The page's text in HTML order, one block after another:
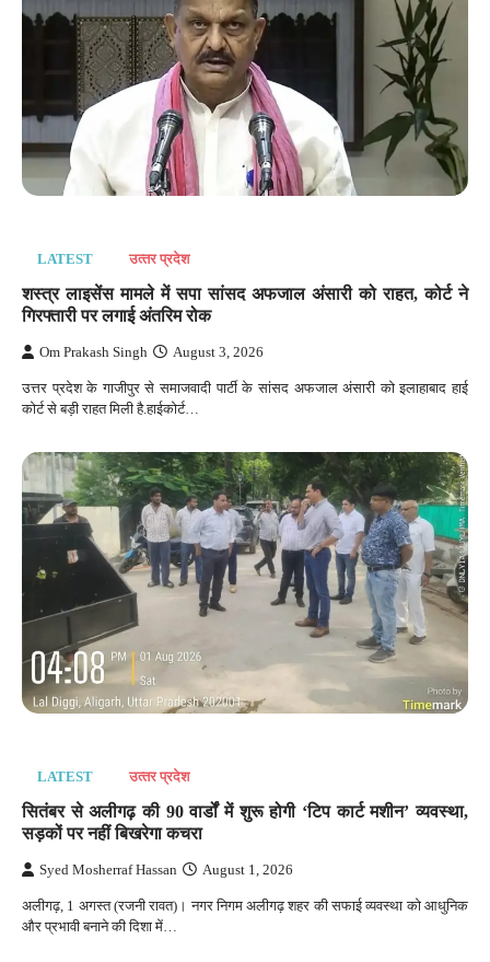
LATEST उत्‍तर प्रदेश
शस्त्र लाइसेंस मामले में सपा सांसद अफजाल अंसारी को राहत, कोर्ट ने
गिरफ्तारी पर लगाई अंतरिम रोक
Om Prakash Singh August 3, 2026
उत्तर प्रदेश के गाजीपुर से समाजवादी पार्टी के सांसद अफजाल अंसारी को इलाहाबाद हाई
कोर्ट से बड़ी राहत मिली है.हाईकोर्ट…
LATEST उत्‍तर प्रदेश
सितंबर से अलीगढ़ की 90 वार्डों में शुरू होगी ‘टिप कार्ट मशीन’ व्यवस्था,
सड़कों पर नहीं बिखरेगा कचरा
Syed Mosherraf Hassan August 1, 2026
अलीगढ़, 1 अगस्त (रजनी रावत)। नगर निगम अलीगढ़ शहर की सफाई व्यवस्था को आधुनिक
और प्रभावी बनाने की दिशा में…